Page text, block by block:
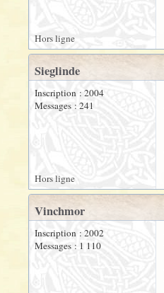
Hors ligne
Sieglinde
Inscription : 2004
Messages : 241
Hors ligne
Vinchmor
Inscription : 2002
Messages : 1 110